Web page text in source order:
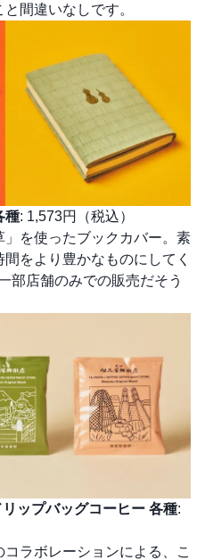
間違いなしです。
種: 1,573円（税込）
を使ったブックカバー。素
をより豊かなものにしてく
部店舗のみでの販売だそう
ップバッグコーヒー 各種:
ラボレーションによる、こ